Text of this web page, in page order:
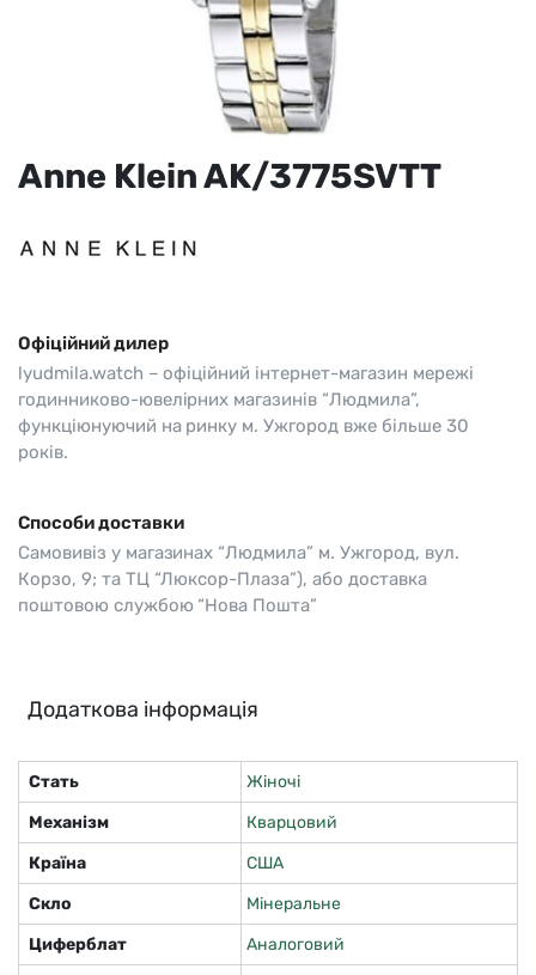
Anne Klein AK/3775SVTT
Офіційний дилер
lyudmila.watch – офіційний інтернет-магазин мережі
годинниково-ювелірних магазинів “Людмила”,
функціюнуючий на ринку м. Ужгород вже більше 30
років.
Способи доставки
Самовивіз у магазинах “Людмила” м. Ужгород, вул.
Корзо, 9; та ТЦ “Люксор-Плаза”), або доставка
поштовою службою “Нова Пошта”
Додаткова інформація
Стать
Жіночі
Механізм
Кварцовий
Країна
США
Скло
Мінеральне
Циферблат
Аналоговий